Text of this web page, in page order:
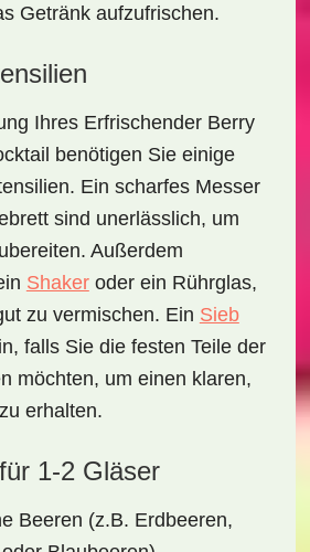
Getränk aufzufrischen.
Ihres Erfrischender Berry
benötigen Sie einige
Ein scharfes Messer
sind unerlässlich, um
Außerdem
Shakeroder ein Rührglas,
zu vermischen. Ein Sieb
falls Sie die festen Teile der
möchten, um einen klaren,
erhalten.
1-2 Gläser
Beeren (z.B. Erdbeeren,